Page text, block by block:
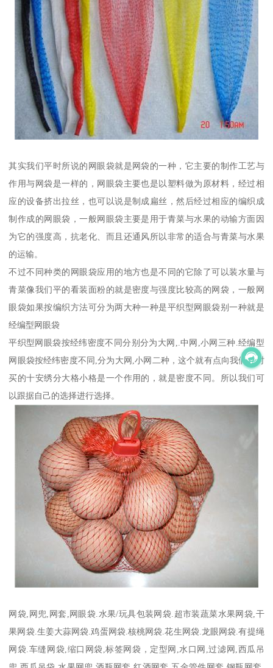
其实我们平时所说的网眼袋就是网袋的一种，它主要的制作工艺与
作用与网袋是一样的，网眼袋主要也是以塑料做为原材料，经过相
应的设备挤出拉丝，也可以说是制成扁丝，然后经过相应的编织成
制作成的网眼袋，一般网眼袋主要是用于青菜与水果的动输方面因
为它的强度高，抗老化、而且还通风所以非常的适合与青菜与水果
的运输。
不过不同种类的网眼袋应用的地方也是不同的它除了可以装水量与
青菜像我们平的看装面粉的就是密度与强度比较高的网袋，一般网
眼袋如果按编织方法可分为两大种一种是平织型网眼袋别一种就是
经编型网眼袋
平织型网眼袋按经纬密度不同分别分为大网,.中网,小网三种.经编型
网眼袋按经纬密度不同,分为大网,小网二种，这个就有点向我们平时
买的十安绣分大格小格是一个作用的，就是密度不同。所以我们可
以跟据自己的选择进行选择。
网袋,网兜,网套,网眼袋.水果/玩具包装网袋.超市装蔬菜水果网袋,干
果网袋.生姜大蒜网袋.鸡蛋网袋.核桃网袋.花生网袋.龙眼网袋.有提绳
网袋.车缝网袋,缩口网袋,标签网袋，定型网,水口网,过滤网,西瓜吊